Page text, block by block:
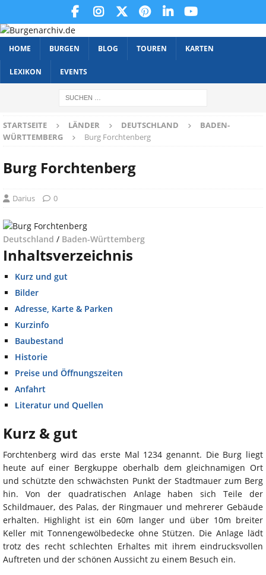
HOME BURGEN BLOG TOUREN KARTEN
LEXIKON EVENTS
STARTSEITE LÄNDER DEUTSCHLAND
BADEN-
WÜRTTEMBERG
Burg Forchtenberg
Burg Forchtenberg
Darius 0
Deutschland / Baden-Württemberg
Inhaltsverzeichnis
Kurz und gut
Bilder
Adresse, Karte & Parken
Kurzinfo
Baubestand
Historie
Preise und Öffnungszeiten
Anfahrt
Literatur und Quellen
Kurz & gut
Forchtenberg wird das erste Mal 1234 genannt. Die Burg liegt
heute auf einer Bergkuppe oberhalb dem gleichnamigen Ort
und schützte den schwächsten Punkt der Stadtmauer zum Berg
hin. Von der quadratischen Anlage haben sich Teile der
Schildmauer, des Palas, der Ringmauer und mehrerer Gebäude
erhalten. Highlight ist ein 60m langer und über 10m breiter
Keller mit Tonnengewölbedecke ohne Stützen. Die Anlage lädt
trotz des recht schlechten Erhaltes mit ihrem eindrucksvollen
Auftreten und der schönen Aussicht zu einem Besuch ein.